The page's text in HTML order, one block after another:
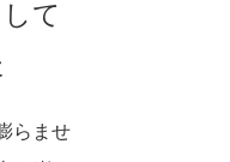
て
らませ